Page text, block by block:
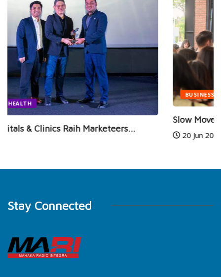
BUSINESS FASHION
Slow Move Bazaar Vol.11 Kembali Hadir Mengajak...
Stay Connected